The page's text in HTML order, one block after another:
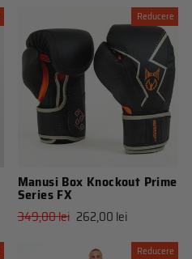
Reducere
Manusi Box Knockout Prime
Series FX
Pret
349,00 lei Pret
vanzare
262,00 lei
Reducere